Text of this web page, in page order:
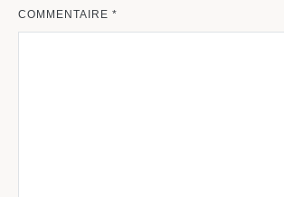
COMMENTAIRE *